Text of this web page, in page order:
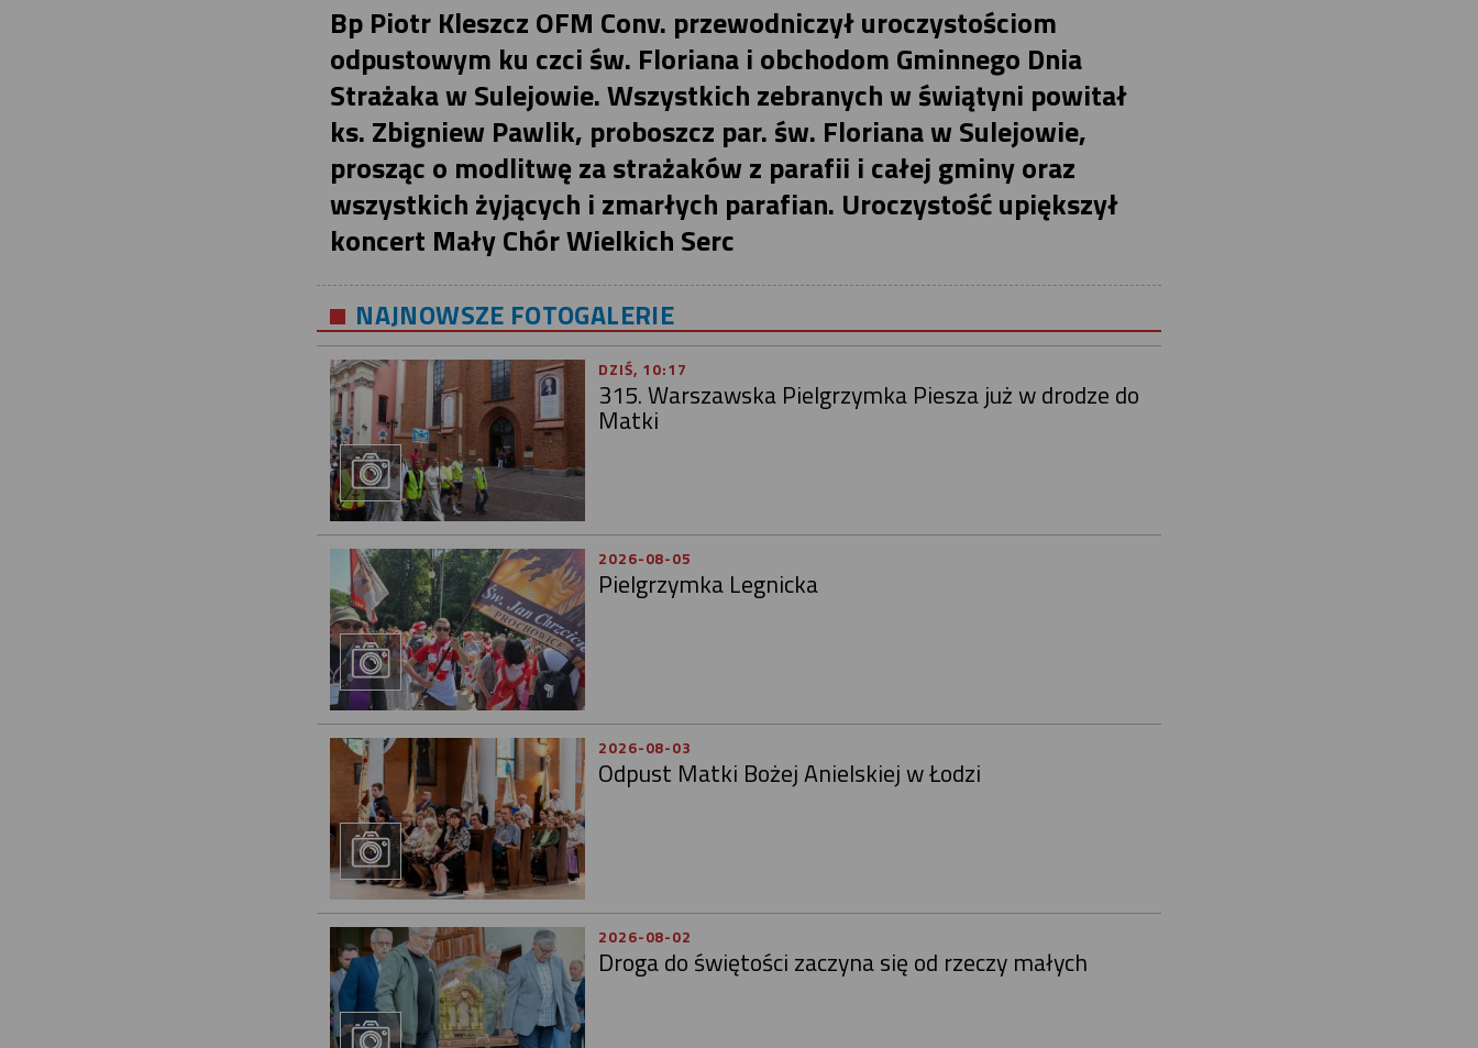
Bp Piotr Kleszcz OFM Conv. przewodniczył uroczystościom
odpustowym ku czci św. Floriana i obchodom Gminnego Dnia
Strażaka w Sulejowie. Wszystkich zebranych w świątyni powitał
ks. Zbigniew Pawlik, proboszcz par. św. Floriana w Sulejowie,
prosząc o modlitwę za strażaków z parafii i całej gminy oraz
wszystkich żyjących i zmarłych parafian. Uroczystość upiększył
koncert Mały Chór Wielkich Serc
NAJNOWSZE FOTOGALERIE
DZIŚ, 10:17
315. Warszawska Pielgrzymka Piesza już w drodze do
Matki
2026-08-05
Pielgrzymka Legnicka
2026-08-03
Odpust Matki Bożej Anielskiej w Łodzi
2026-08-02
Droga do świętości zaczyna się od rzeczy małych